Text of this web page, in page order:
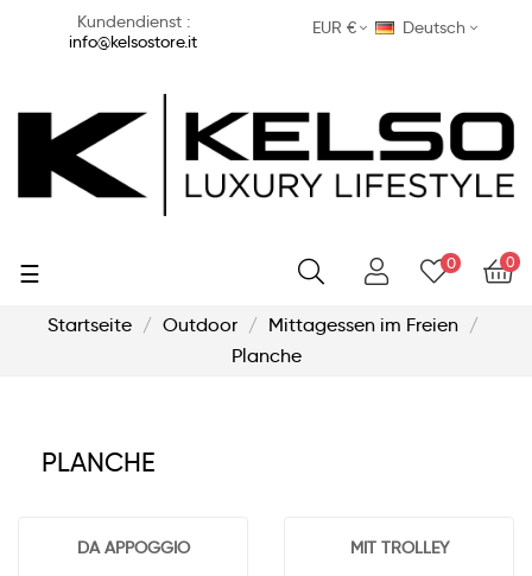
Kundendienst :
info@kelsostore.it
EUR € Deutsch
0
0
Umschalten
Navigation
☰
Startseite Outdoor
Mittagessen im Freien
Planche
PLANCHE
DA APPOGGIO MIT TROLLEY